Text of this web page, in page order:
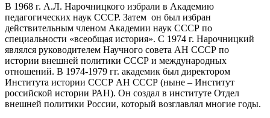
В 1968 г. А.Л. Нарочницкого избрали в Академию
педагогических наук СССР. Затем он был избран
действительным членом Академии наук СССР по
специальности «всеобщая история». С 1974 г. Нарочницкий
являлся руководителем Научного совета АН СССР по
истории внешней политики СССР и международных
отношений. В 1974-1979 гг. академик был директором
Института истории СССР АН СССР (ныне – Институт
российской истории РАН). Он создал в институте Отдел
внешней политики России, который возглавлял многие годы.